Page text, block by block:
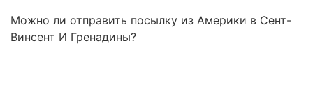
Можно ли отправить посылку из Америки в Сент-
Винсент И Гренадины?